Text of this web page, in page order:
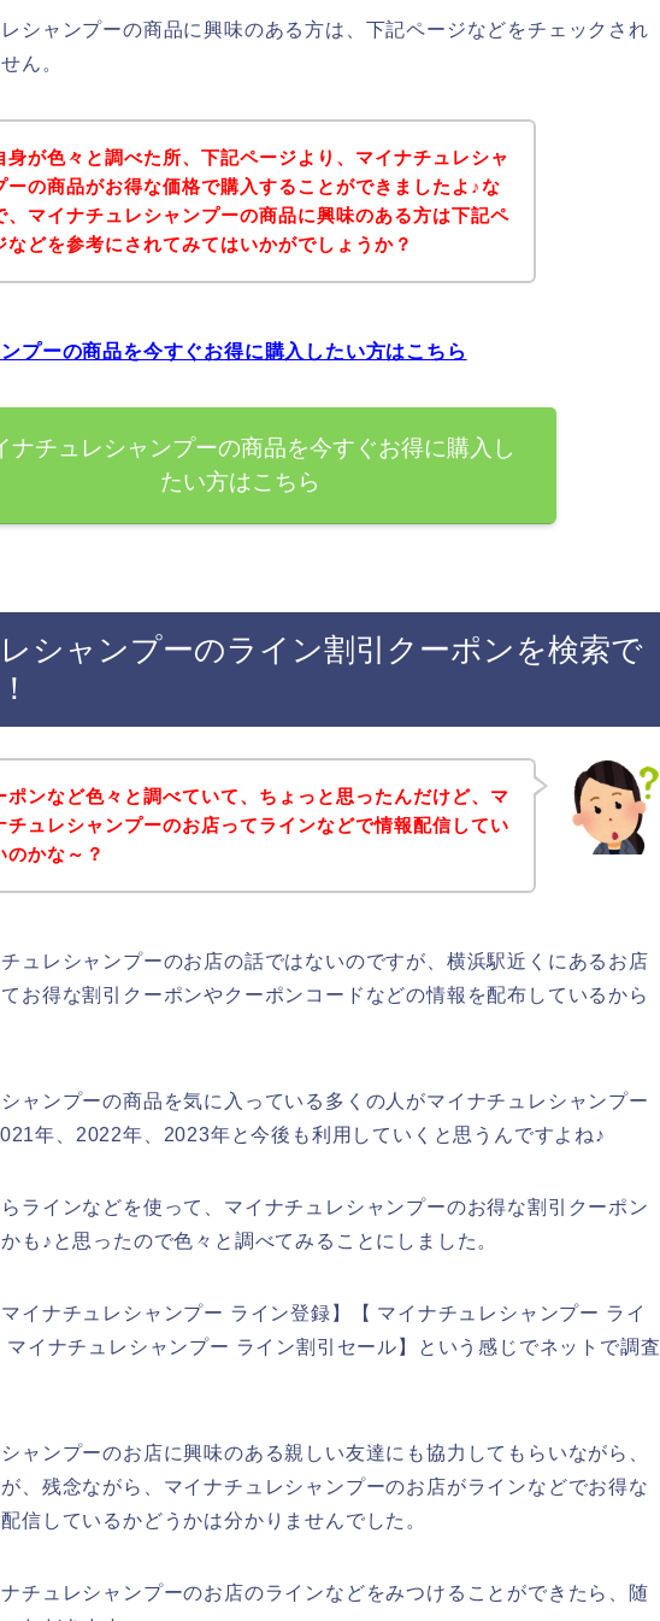
シャンプーの商品に興味のある方は、下記ページなどをチェックされ
ん。
身が色々と調べた所、下記ページより、マイナチュレシャ
ーの商品がお得な価格で購入することができましたよ♪な
、マイナチュレシャンプーの商品に興味のある方は下記ペ
などを参考にされてみてはいかがでしょうか？
プーの商品を今すぐお得に購入したい方はこちら
ナチュレシャンプーの商品を今すぐお得に購入し
たい方はこちら
シャンプーのライン割引クーポンを検索で
ポンなど色々と調べていて、ちょっと思ったんだけど、マ
チュレシャンプーのお店ってラインなどで情報配信してい
のかな～？
ュレシャンプーのお店の話ではないのですが、横浜駅近くにあるお店
お得な割引クーポンやクーポンコードなどの情報を配布しているから
ャンプーの商品を気に入っている多くの人がマイナチュレシャンプー
年、2022年、2023年と今後も利用していくと思うんですよね♪
ラインなどを使って、マイナチュレシャンプーのお得な割引クーポン
も♪と思ったので色々と調べてみることにしました。
イナチュレシャンプー ライン登録】【 マイナチュレシャンプー ライ
マイナチュレシャンプー ライン割引セール】という感じでネットで調査
ャンプーのお店に興味のある親しい友達にも協力してもらいながら、
、残念ながら、マイナチュレシャンプーのお店がラインなどでお得な
信しているかどうかは分かりませんでした。
チュレシャンプーのお店のラインなどをみつけることができたら、随